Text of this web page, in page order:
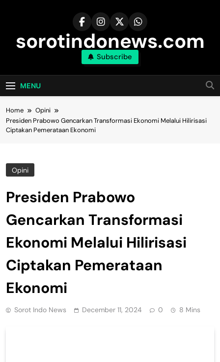
sorotindonews.com
Subscribe
MENU
Home
Opini
Presiden Prabowo Gencarkan Transformasi Ekonomi Melalui Hilirisasi
Ciptakan Pemerataan Ekonomi
Opini
Presiden Prabowo
Gencarkan Transformasi
Ekonomi Melalui Hilirisasi
Ciptakan Pemerataan
Ekonomi
Sorot Indo News December 11, 2024 0 8 Mins